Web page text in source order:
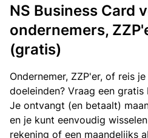
NS Business Card
ondernemers,
(gratis)
Ondernemer, ZZP'er, of reis
doeleinden? Vraag een gratis
Je ontvangt (en betaalt)
en je kunt eenvoudig
rekening of een maandelijks